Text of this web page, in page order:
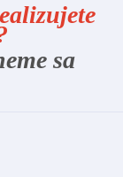
sa